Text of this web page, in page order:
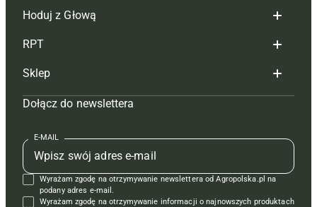
Redakcja
Reklama
Tagi
Mapa serwisu
Kontakt
Regulamin
Polityka prywatności
Hoduj z Głową
Hoduj z głową bydło
Hoduj z głową świnie
Prenumerata
Redakcja
Kontakt
Reklama
RPT
Redakcja
Prenumerata
Reklama
Kontakt
Krzyżówki
Sklep
Czasopisma i prenumerata
Książki
Regulamin
Dołącz do newslettera
E-MAIL
Wyrażam zgodę na otrzymywanie newslettera od Agropolska.pl na
podany adres e-mail.
Wyrażam zgodę na otrzymywanie informacji o najnowszych produktach